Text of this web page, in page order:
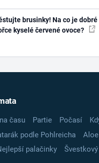
brusinky! Na co je dobré
kyselé červené ovoce?
času Partie Počasí
podle Pohlreicha
palačinky